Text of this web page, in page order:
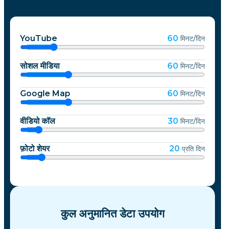
YouTube 60 मिनट/दिन
सोशल मीडिया 60 मिनट/दिन
Google Map 60 मिनट/दिन
वीडियो कॉल 30 मिनट/दिन
फ़ोटो शेयर 20 प्रति दिन
कुल अनुमानित डेटा उपयोग